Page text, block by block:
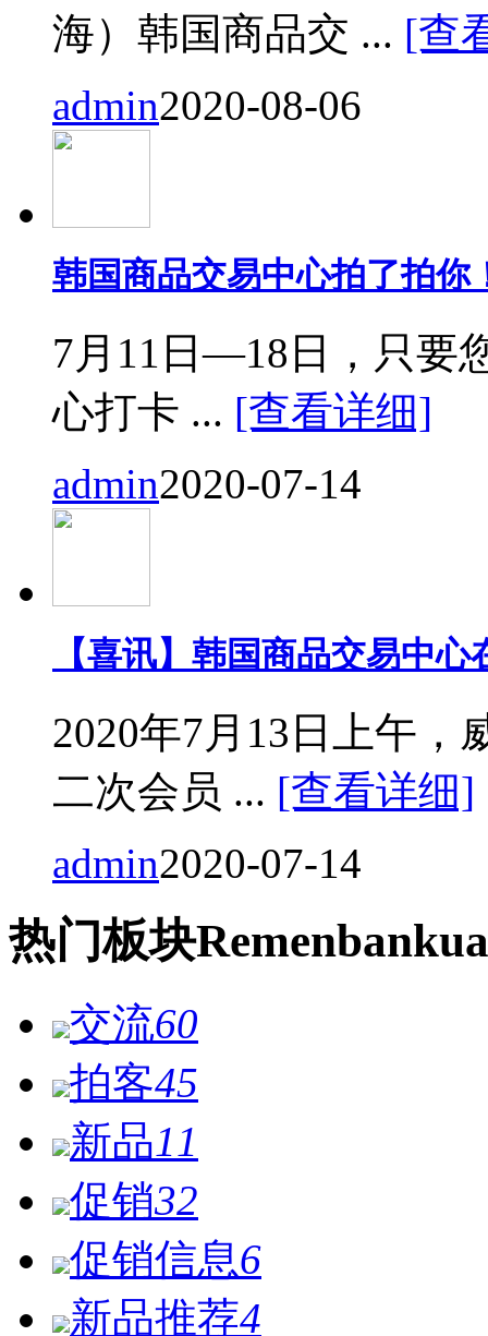
海）韩国商品交 ... [查
admin2020-08-06
韩国商品交易中心拍了拍你
7月11日—18日，只要
心打卡 ... [查看详细]
admin2020-07-14
【喜讯】韩国商品交易中
2020年7月13日上午，
二次会员 ... [查看详细]
admin2020-07-14
热门板块Remen
交流60
拍客45
新品11
促销32
促销信息6
新品推荐4